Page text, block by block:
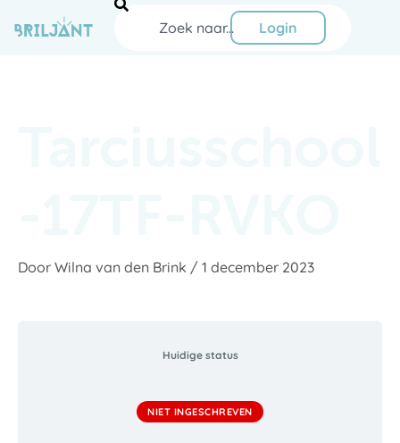
naar
Zoeken
Login
Door Wilna van den Brink / 1 december 2023
Huidige status
NIET INGESCHREVEN